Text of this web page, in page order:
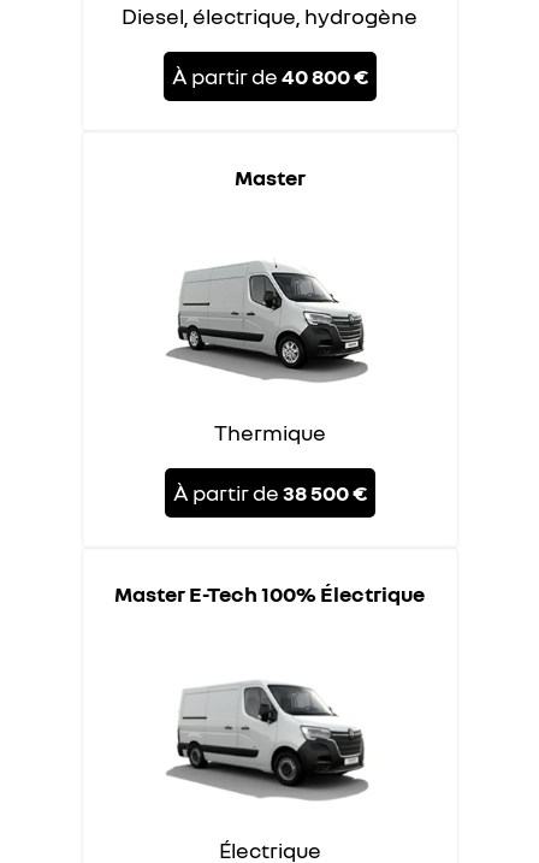
Diesel, électrique, hydrogène
À partir de40 800 €
Master
Thermique
À partir de38 500 €
Master E-Tech 100% Électrique
Électrique